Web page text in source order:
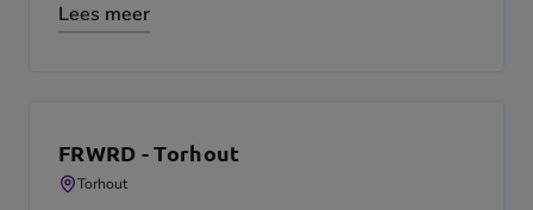
Lees meer
FRWRD - Torhout
Torhout